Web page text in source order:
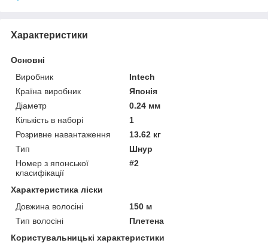
Характеристики
Основні
Виробник
Intech
Країна виробник
Японія
Діаметр
0.24 мм
Кількість в наборі
1
Розривне навантаження
13.62 кг
Тип
Шнур
Номер з японської
класифікації
#2
Характеристика ліски
Довжина волосіні
150 м
Тип волосіні
Плетена
Користувальницькі характеристики